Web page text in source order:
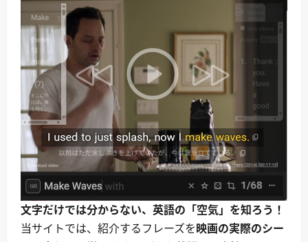
文字だけでは分からない、英語の「空気」を知ろう！
当サイトでは、紹介するフレーズを映画の実際のシー